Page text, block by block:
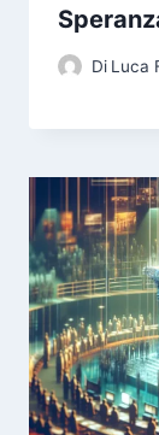
Di Luca